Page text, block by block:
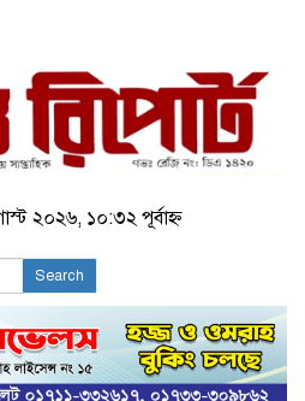
২০২৬, ১০:৩২ পূর্বাহ্ন
Search